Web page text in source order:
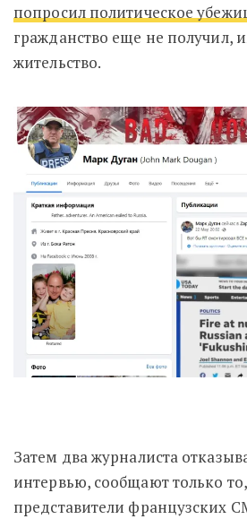
попросил политическое
гражданство еще не получил,
жительство.
Затем два журналиста
интервью, сообщают только
представители французских